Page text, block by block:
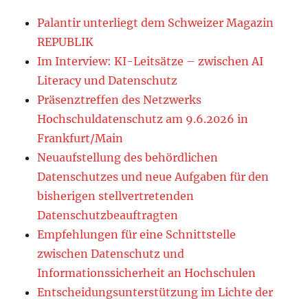
Palantir unterliegt dem Schweizer Magazin
REPUBLIK
Im Interview: KI-Leitsätze – zwischen AI
Literacy und Datenschutz
Präsenztreffen des Netzwerks
Hochschuldatenschutz am 9.6.2026 in
Frankfurt/Main
Neuaufstellung des behördlichen
Datenschutzes und neue Aufgaben für den
bisherigen stellvertretenden
Datenschutzbeauftragten
Empfehlungen für eine Schnittstelle
zwischen Datenschutz und
Informationssicherheit an Hochschulen
Entscheidungsunterstützung im Lichte der